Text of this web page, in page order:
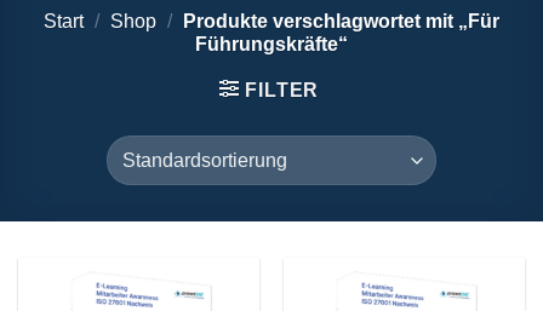
Start / Shop /
Produkte verschlagwortet mit „Für
Führungskräfte“
FILTER